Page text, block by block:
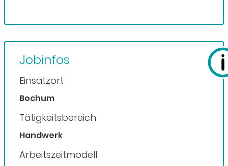
Jobinfos
Einsatzort
Bochum
Tätigkeitsbereich
Handwerk
Arbeitszeitmodell